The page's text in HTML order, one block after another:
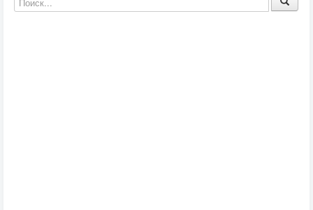
Музыка из мультфильмов
Музыка из сериалов